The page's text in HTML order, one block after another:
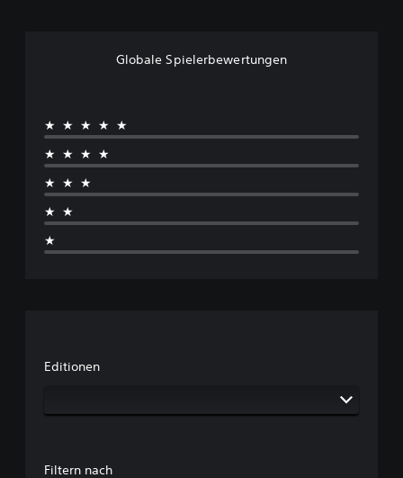
Globale Spielerbewertungen
★★★★★
★★★★
★★★
★★
★
Editionen
Filtern nach